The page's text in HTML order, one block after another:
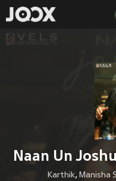
Karthik, Manisha